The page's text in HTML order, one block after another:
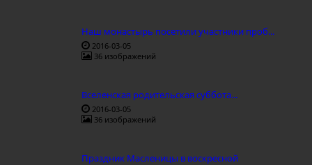
Наш монастырь посетили участники проб...
2016-03-05
36 изображений
Вселенская родительская суббота...
2016-03-05
36 изображений
Праздник Масленицы в воскресной